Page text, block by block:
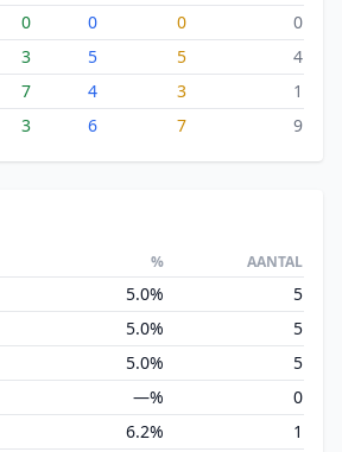
0 0 0
0
3 5 5
4
7 4 3
1
3 6 7 9
% AANTAL
5.0%
5
5.0%
5
5.0%
5
—%
0
6.2%
1